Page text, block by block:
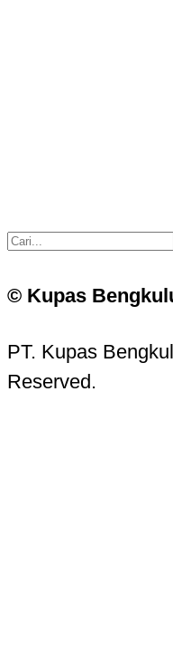
© Kupas
PT. Kupas
Reserved.